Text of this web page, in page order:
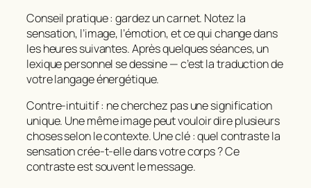
Conseil pratique : gardez un carnet. Notez la
sensation, l’image, l’émotion, et ce qui change dans
les heures suivantes. Après quelques séances, un
lexique personnel se dessine — c’est la traduction de
votre langage énergétique.
Contre‑intuitif : ne cherchez pas une signification
unique. Une même image peut vouloir dire plusieurs
choses selon le contexte. Une clé : quel contraste la
sensation crée‑t‑elle dans votre corps ? Ce
contraste est souvent le message.